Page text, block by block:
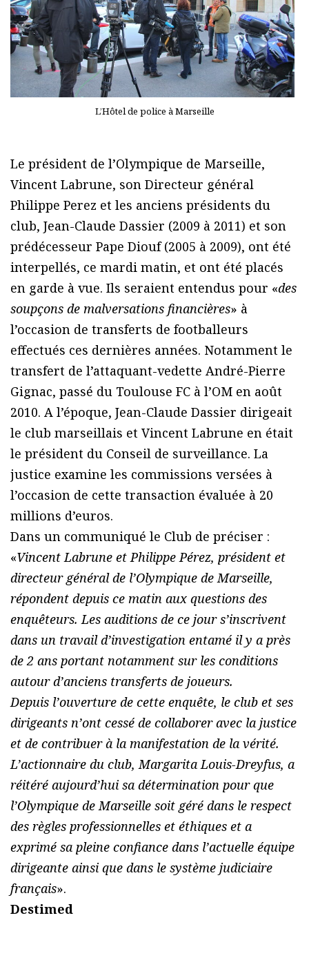
L’Hôtel de police à Marseille
Le président de l’Olympique de Marseille,
Vincent Labrune, son Directeur général
Philippe Perez et les anciens présidents du
club, Jean-Claude Dassier (2009 à 2011) et son
prédécesseur Pape Diouf (2005 à 2009), ont été
interpellés, ce mardi matin, et ont été placés
en garde à vue. Ils seraient entendus pour «des
soupçons de malversations financières» à
l’occasion de transferts de footballeurs
effectués ces dernières années. Notamment le
transfert de l’attaquant-vedette André-Pierre
Gignac, passé du Toulouse FC à l’OM en août
2010. A l’époque, Jean-Claude Dassier dirigeait
le club marseillais et Vincent Labrune en était
le président du Conseil de surveillance. La
justice examine les commissions versées à
l’occasion de cette transaction évaluée à 20
millions d’euros.
Dans un communiqué le Club de préciser :
«Vincent Labrune et Philippe Pérez, président et
directeur général de l’Olympique de Marseille,
répondent depuis ce matin aux questions des
enquêteurs. Les auditions de ce jour s’inscrivent
dans un travail d’investigation entamé il y a près
de 2 ans portant notamment sur les conditions
autour d’anciens transferts de joueurs.
Depuis l’ouverture de cette enquête, le club et ses
dirigeants n’ont cessé de collaborer avec la justice
et de contribuer à la manifestation de la vérité.
L’actionnaire du club, Margarita Louis-Dreyfus, a
réitéré aujourd’hui sa détermination pour que
l’Olympique de Marseille soit géré dans le respect
des règles professionnelles et éthiques et a
exprimé sa pleine confiance dans l’actuelle équipe
dirigeante ainsi que dans le système judiciaire
français».
Destimed